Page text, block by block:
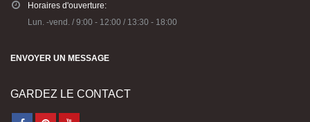
Horaires d'ouverture:
Lun. -vend. / 9:00 - 12:00 / 13:30 - 18:00
ENVOYER UN MESSAGE
GARDEZ LE CONTACT